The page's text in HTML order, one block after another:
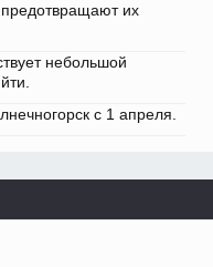
их
небольшой
с 1 апреля.